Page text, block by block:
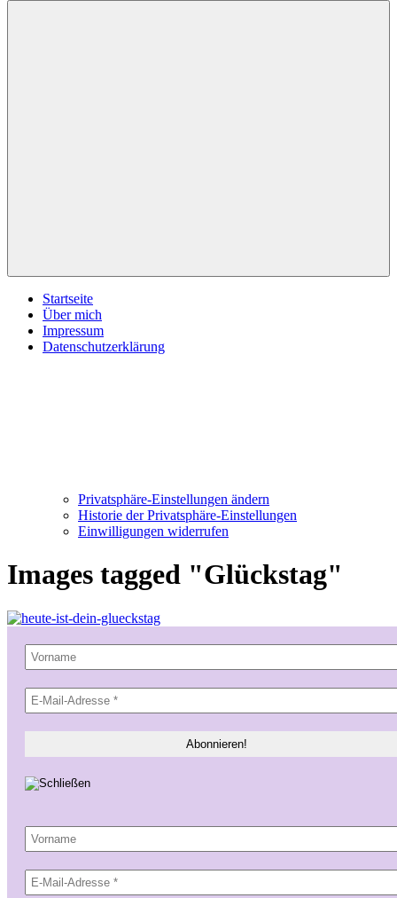
Startseite
Über mich
Impressum
Datenschutzerklärung
Privatsphäre-Einstellungen ändern
Historie der Privatsphäre-Einstellungen
Einwilligungen widerrufen
Images tagged "Glückstag"